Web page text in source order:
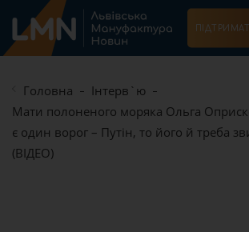
Головна
Інтерв`ю
Мати полоненого моряка Ольга
є один ворог – Путін, то його й треба
(ВІДЕО)